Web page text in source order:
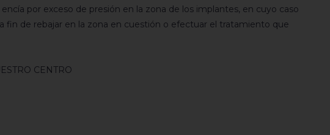
por exceso de presión en la zona de los implantes, en cuyo caso
fin de rebajar en la zona en cuestión o efectuar el tratamiento que
CENTRO